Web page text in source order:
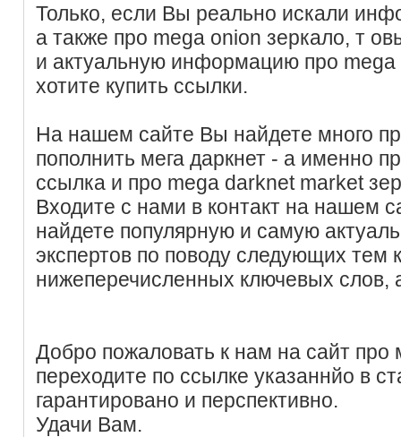
Только, если Вы реально искали
а также про mega onion зеркало, т
и актуальную информацию про
хотите купить ссылки.
На нашем сайте Вы найдете много
пополнить мега даркнет - а именно
ссылка и про mega darknet market
Входите с нами в контакт на нашем
найдете популярную и самую
экспертов по поводу следующих тем
нижеперечисленных ключевых слов,
Добро пожаловать к нам на сайт про
переходите по ссылке указаннйо в
гарантировано и перспективно.
Удачи Вам.